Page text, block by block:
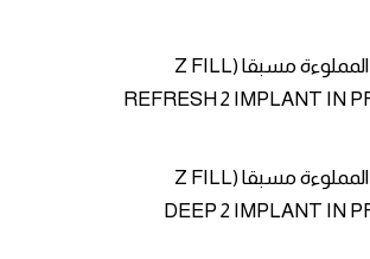
حقن زي فل المملوءة مسبقا (Z FILL
REFRESH 2 IMPLANT IN
حقن زي فل المملوءة مسبقا (Z FILL
DEEP 2 IMPLANT IN